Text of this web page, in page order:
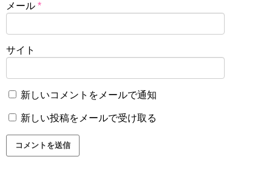
メール *
サイト
新しいコメントをメールで通知
新しい投稿をメールで受け取る